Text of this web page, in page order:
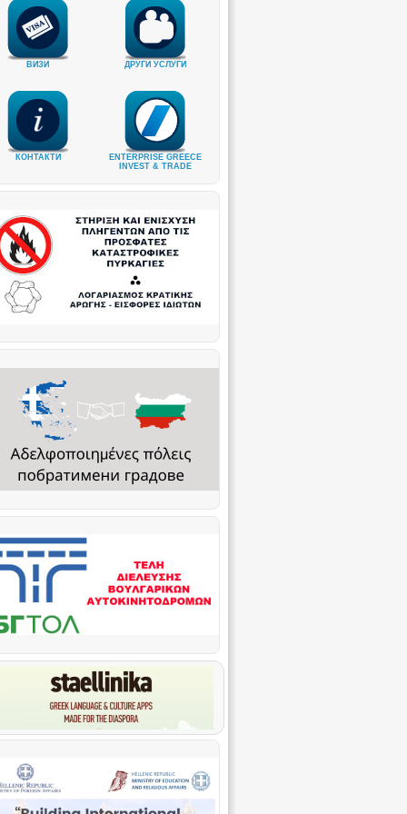
ВИЗИ ДРУГИ УСЛУГИ
КОНТАКТИ
ENTERPRISE GREECE
INVEST & TRADE